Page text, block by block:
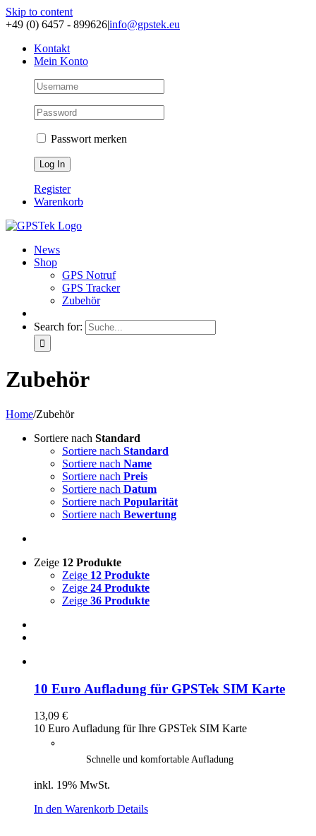
Skip to content
+49 (0) 6457 - 899626|info@gpstek.eu
Kontakt
Mein Konto
Passwort merken
Register
Warenkorb
News
Shop
GPS Notruf
GPS Tracker
Zubehör
Search for:
Zubehör
Home/Zubehör
Sortiere nach Standard
Sortiere nach Standard
Sortiere nach Name
Sortiere nach Preis
Sortiere nach Datum
Sortiere nach Popularität
Sortiere nach Bewertung
Zeige 12 Produkte
Zeige 12 Produkte
Zeige 24 Produkte
Zeige 36 Produkte
10 Euro Aufladung für GPSTek SIM Karte
13,09 €
10 Euro Aufladung für Ihre GPSTek SIM Karte
Schnelle und komfortable Aufladung
inkl. 19% MwSt.
In den Warenkorb Details